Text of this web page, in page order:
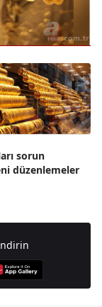
sorun
düzenlemeler